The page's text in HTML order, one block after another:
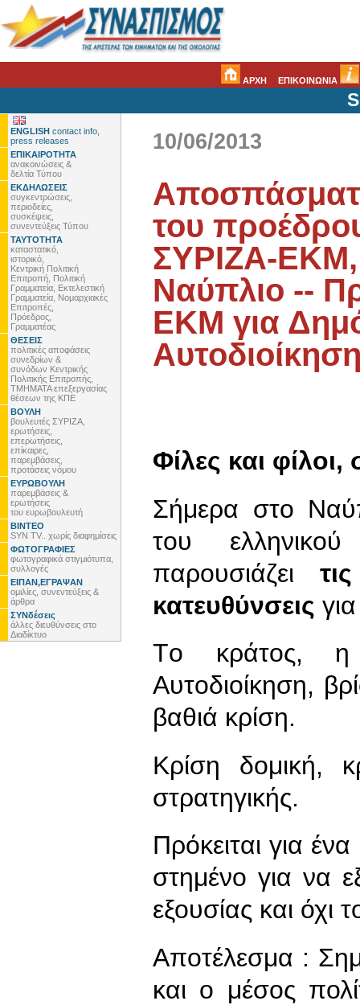
ΑΡΧΗ ΕΠΙΚΟΙΝΩΝΙΑ
ENGLISH contact info,
press releases
ΕΠΙΚΑΙΡΟΤΗΤΑ
ανακοινώσεις &
δελτία Τύπου
ΕΚΔΗΛΩΣΕΙΣ
συγκεντρώσεις,
περιοδείες,
συσκέψεις,
συνεντεύξεις Τύπου
ΤΑΥΤΟΤΗΤΑ
καταστατικό,
ιστορικό,
Κεντρική Πολιτική
Επιτροπή, Πολιτική
Γραμματεία, Εκτελεστική
Γραμματεία, Νομαρχιακές
Επιτροπές,
Πρόεδρος,
Γραμματέας
ΘΕΣΕΙΣ
πολιτικές αποφάσεις
συνεδρίων &
συνόδων Κεντρικής
Πολιτικής Επιτροπής,
ΤΜΗΜΑΤΑ επεξεργασίας
θέσεων της ΚΠΕ
ΒΟΥΛΗ
βουλευτές ΣΥΡΙΖΑ,
ερωτήσεις,
επερωτήσεις,
επίκαιρες,
παρεμβάσεις,
προτάσεις νόμου
ΕΥΡΩΒΟΥΛΗ
παρεμβάσεις &
ερωτήσεις
του ευρωβουλευτή
ΒΙΝΤΕΟ
SYN TV.. χωρίς διαφημίσεις
ΦΩΤΟΓΡΑΦΙΕΣ
φωτογραφικά στιγμιότυπα,
συλλογές
ΕΙΠΑΝ,ΕΓΡΑΨΑΝ
ομιλίες, συνεντεύξεις &
άρθρα
ΣΥΝδέσεις
άλλες διευθύνσεις στο
Διαδίκτυο
10/06/2013
του
ΣΥΡΙΖΑ-ΕΚΜ,
Ναύπλιο --
ΕΚΜ για
Φίλες και
Σήμερα στο
του
παρουσιάζει
κατευθύνσεις
Tο κράτος, η
Αυτοδιοίκηση,
βαθιά κρίση.
Κρίση δομική,
στρατηγικής.
Πρόκειται για
στημένο για να
εξουσίας και όχι
Αποτέλεσμα :
και ο μέσος